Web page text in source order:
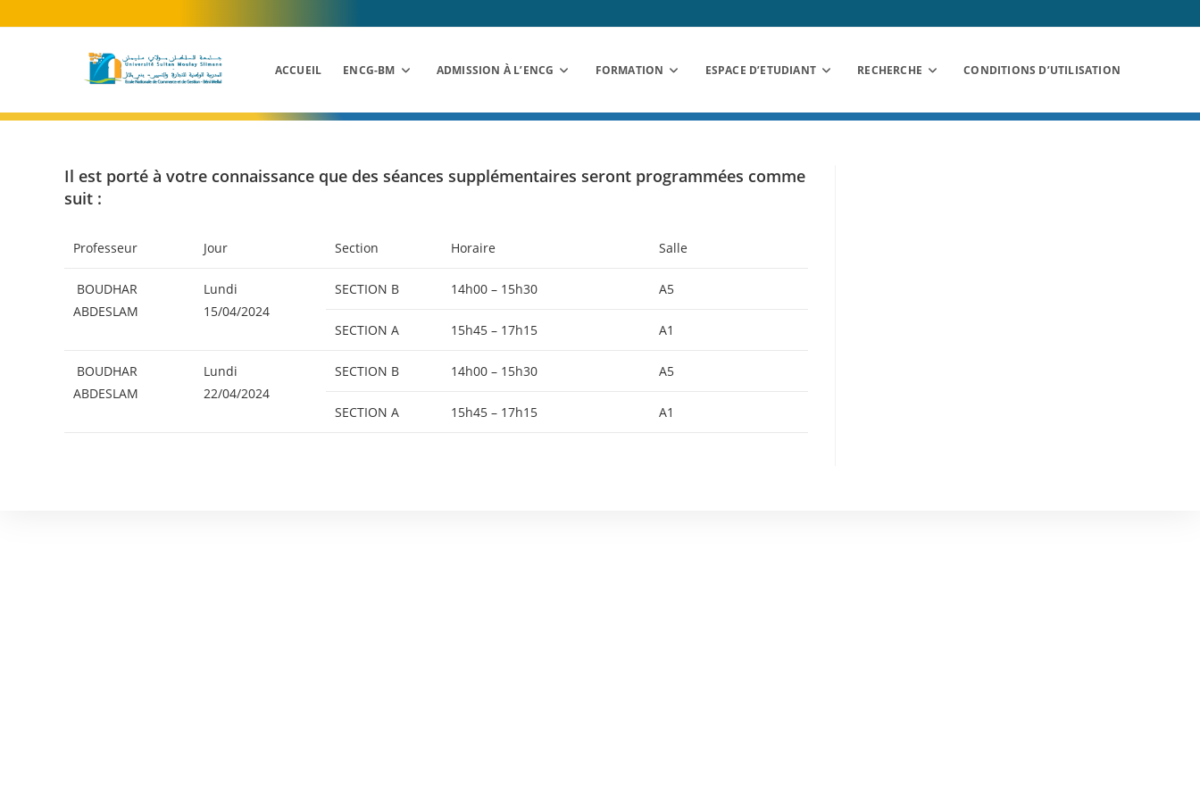
to
ACCUEIL ENCG-BM ADMISSION À L’ENCG FORMATION ESPACE D’ETUDIANT RECHERCHE CONDITIONS D’UTILISATION
Il est porté à votre connaissance que des séances supplémentaires seront programmées comme
suit :
Professeur Jour Section Horaire Salle
BOUDHAR
ABDESLAM
Lundi
15/04/2024
SECTION B 14h00 – 15h30 A5
SECTION A 15h45 – 17h15 A1
BOUDHAR
ABDESLAM
Lundi
22/04/2024
SECTION B 14h00 – 15h30 A5
SECTION A 15h45 – 17h15 A1